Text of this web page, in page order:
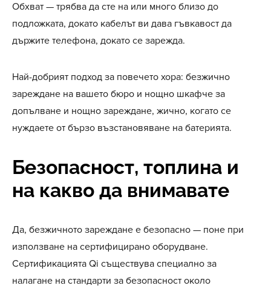
Обхват — трябва да сте на или много близо до
подложката, докато кабелът ви дава гъвкавост да
държите телефона, докато се зарежда.
Най-добрият подход за повечето хора: безжично
зареждане на вашето бюро и нощно шкафче за
допълване и нощно зареждане, жично, когато се
нуждаете от бързо възстановяване на батерията.
Безопасност, топлина и
на какво да внимавате
Да, безжичното зареждане е безопасно — поне при
използване на сертифицирано оборудване.
Сертификацията Qi съществува специално за
налагане на стандарти за безопасност около